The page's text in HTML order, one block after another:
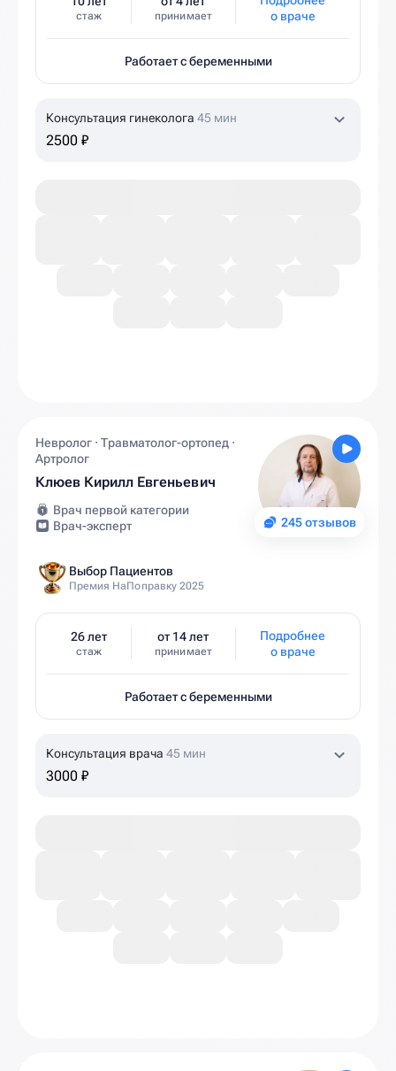
стаж принимает
о враче
Работает с беременными
Консультация гинеколога 45 мин
2500 ₽
245 отзывов
Невролог · Травматолог-ортопед ·
Артролог
Клюев Кирилл Евгеньевич
Врач первой категории
Врач-эксперт
Выбор Пациентов
Премия НаПоправку 2025
26 лет
стаж
от 14 лет
принимает
Подробнее
о враче
Работает с беременными
Консультация врача 45 мин
3000 ₽